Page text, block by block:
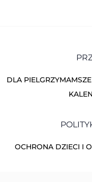
DLA PIELGRZYMA
OCHRONA DZIECI I